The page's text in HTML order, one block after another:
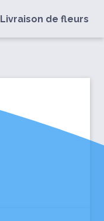
Livraison de fleurs